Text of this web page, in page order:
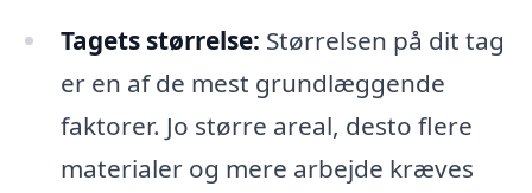
Tagets størrelse: Størrelsen på dit tag
er en af de mest grundlæggende
faktorer. Jo større areal, desto flere
materialer og mere arbejde kræves